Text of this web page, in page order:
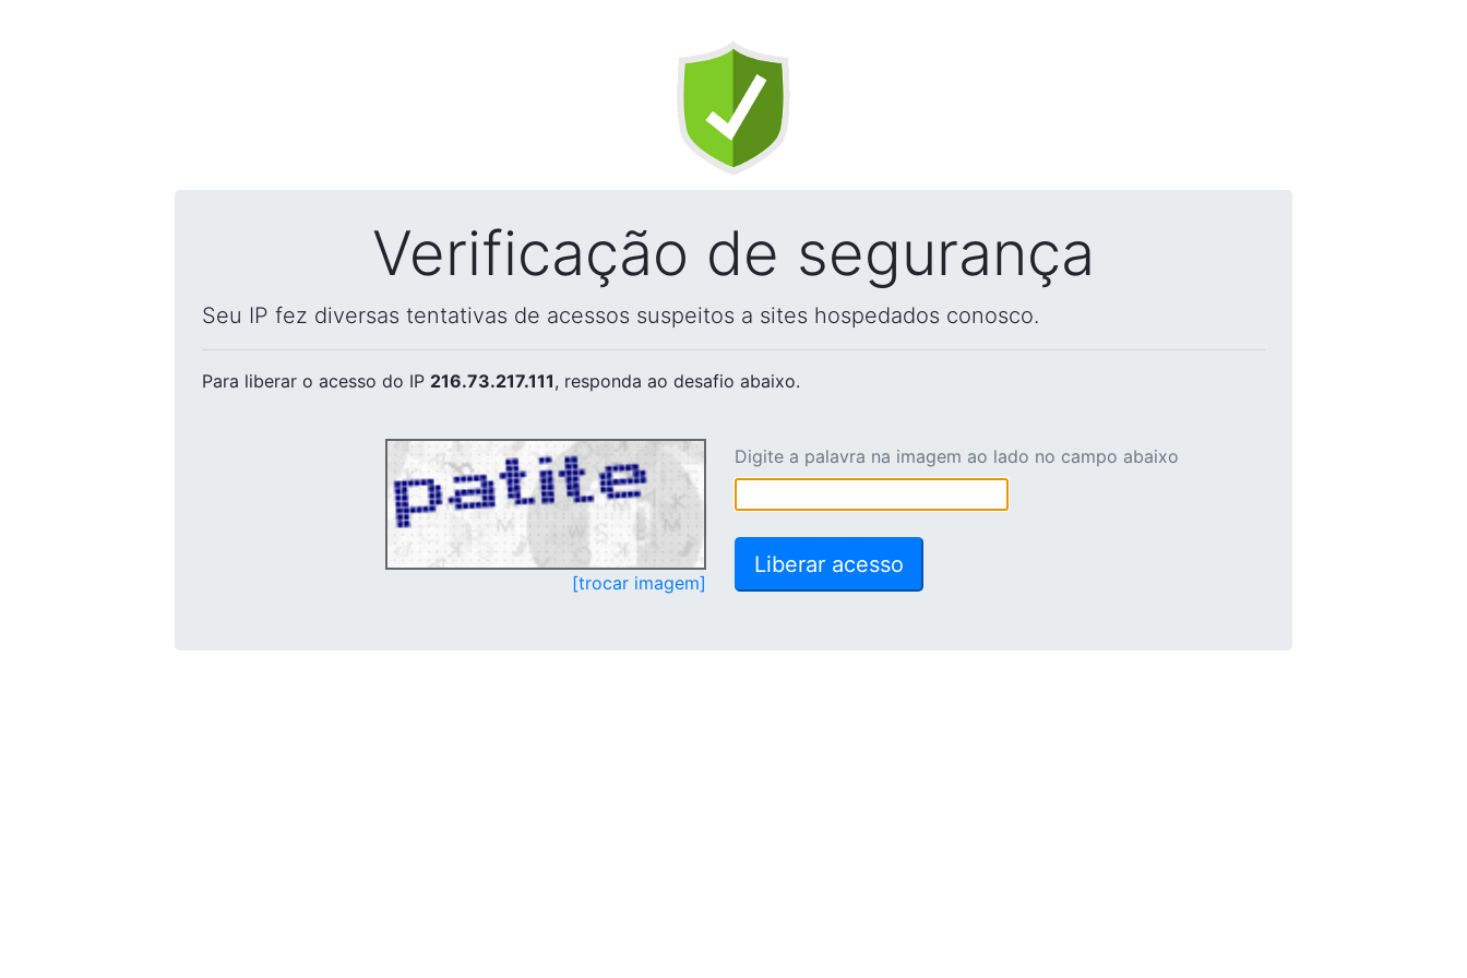
Verificação de segurança
Seu IP fez diversas tentativas de acessos suspeitos a sites hospedados conosco.
Para liberar o acesso do IP 216.73.217.111, responda ao desafio abaixo.
[trocar imagem]
Digite a palavra na imagem ao lado no campo abaixo